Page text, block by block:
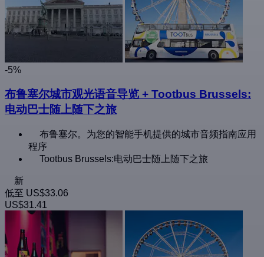
-5%
布鲁塞尔城市观光语音导览 + Tootbus Brussels:
电动巴士随上随下之旅
布鲁塞尔。为您的智能手机提供的城市音频指南应用
程序
Tootbus Brussels:电动巴士随上随下之旅
新
低至 US$33.06
US$31.41